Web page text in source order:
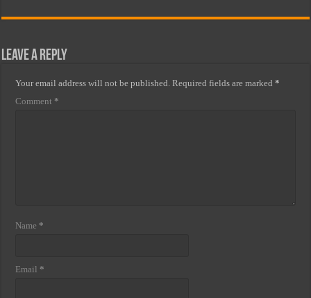
Leave a Reply
Your email address will not be published. Required fields are marked*
Comment *
Name *
Email *